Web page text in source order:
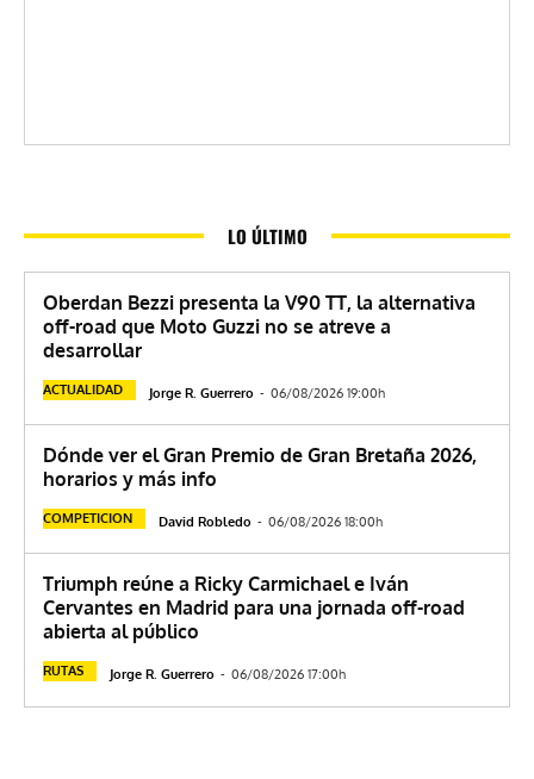
LO ÚLTIMO
Oberdan Bezzi presenta la V90 TT, la alternativa
off-road que Moto Guzzi no se atreve a
desarrollar
ACTUALIDAD Jorge R. Guerrero - 06/08/2026 19:00h
Dónde ver el Gran Premio de Gran Bretaña 2026,
horarios y más info
COMPETICION David Robledo - 06/08/2026 18:00h
Triumph reúne a Ricky Carmichael e Iván
Cervantes en Madrid para una jornada off-road
abierta al público
RUTAS Jorge R. Guerrero - 06/08/2026 17:00h